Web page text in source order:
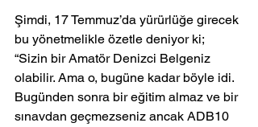
Şimdi, 17 Temmuz’da yürürlüğe girecek
bu yönetmelikle özetle deniyor ki;
“Sizin bir Amatör Denizci Belgeniz
olabilir. Ama o, bugüne kadar böyle idi.
Bugünden sonra bir eğitim almaz ve bir
sınavdan geçmezseniz ancak ADB10